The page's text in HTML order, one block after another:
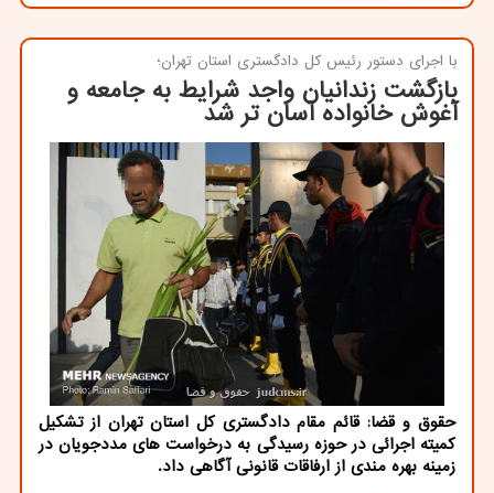
با اجرای دستور رئیس كل دادگستری استان تهران؛
بازگشت زندانیان واجد شرایط به جامعه و
آغوش خانواده آسان تر شد
حقوق و قضا: قائم مقام دادگستری کل استان تهران از تشکیل
کمیته اجرائی در حوزه رسیدگی به درخواست های مددجویان در
زمینه بهره مندی از ارفاقات قانونی آگاهی داد.